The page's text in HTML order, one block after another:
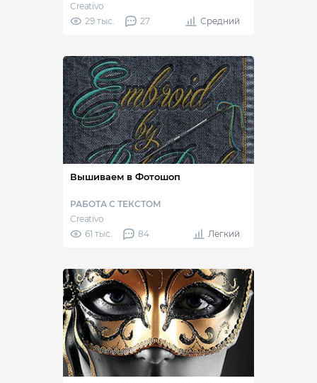
Creativo
29 тыс.
27 Средний
Вышиваем в Фотошоп
РАБОТА С ТЕКСТОМ
Creativo
61 тыс.
84 Легкий